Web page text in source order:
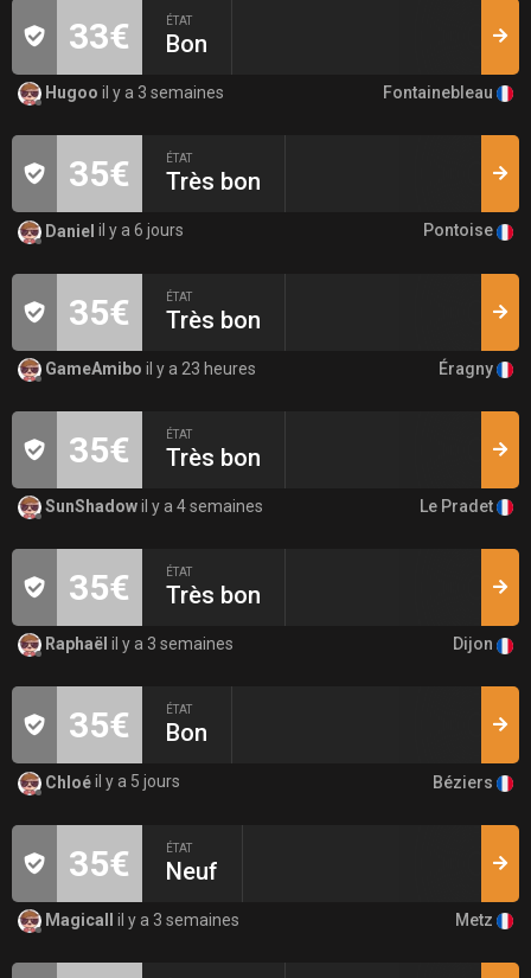
33€ ÉTAT
Bon
Hugoo il y a 3 semaines Fontainebleau
35€ ÉTAT
Très bon
Daniel il y a 6 jours Pontoise
35€ ÉTAT
Très bon
GameAmibo il y a 23 heures Éragny
35€ ÉTAT
Très bon
SunShadowil y a 4 semaines Le Pradet
35€ ÉTAT
Très bon
Raphaël il y a 3 semaines Dijon
35€ ÉTAT
Bon
Chloéil y a 5 jours Béziers
35€ ÉTAT
Neuf
Magicall il y a 3 semaines Metz